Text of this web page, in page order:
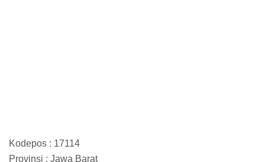
Kodepos : 17114
Provinsi : Jawa Barat